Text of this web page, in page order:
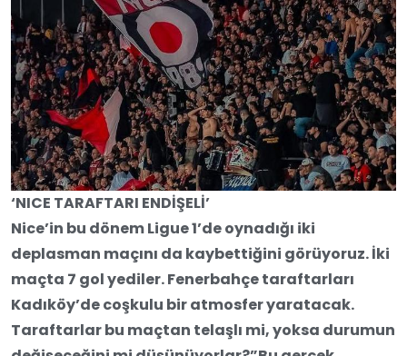
‘NICE TARAFTARI ENDİŞELİ’
Nice’in bu dönem Ligue 1’de oynadığı iki
deplasman maçını da kaybettiğini görüyoruz. İki
maçta 7 gol yediler. Fenerbahçe taraftarları
Kadıköy’de coşkulu bir atmosfer yaratacak.
Taraftarlar bu maçtan telaşlı mi, yoksa durumun